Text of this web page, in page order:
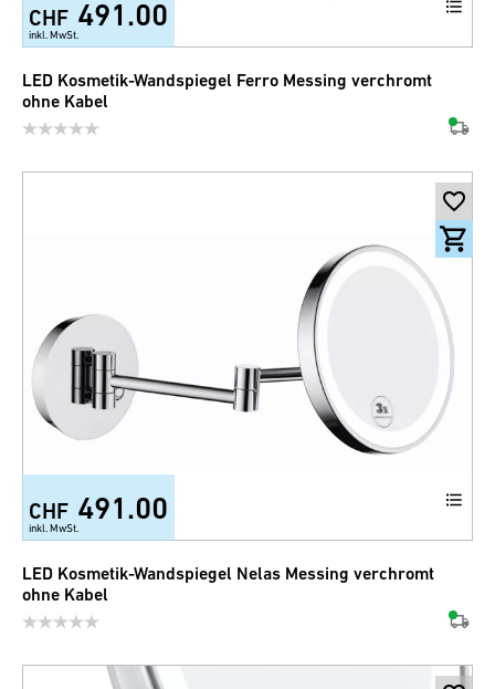
CHF 491.00
inkl. MwSt.
LED Kosmetik-Wandspiegel Ferro Messing verchromt
ohne Kabel
CHF 491.00
inkl. MwSt.
LED Kosmetik-Wandspiegel Nelas Messing verchromt
ohne Kabel